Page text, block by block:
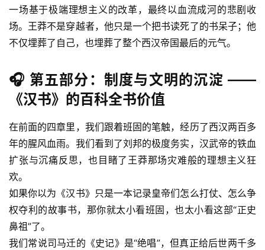
一场基于极端理想主义的改革，最终以血流成河的悲剧收
场。王莽不是穿越者，他只是一个把书读死了的书呆子；他
不仅埋葬了自己，也埋葬了整个西汉帝国最后的元气。
🎧 第五部分：制度与文明的沉淀 ——
《汉书》的百科全书价值
在前面的四章里，我们跟着班固的笔触，经历了西汉两百多
年的腥风血雨。我们看到了刘邦的极度务实，汉武帝的铁血
扩张与沉痛反思，也目睹了王莽那场灾难般的理想主义狂
欢。
如果你以为《汉书》只是一本记录皇帝们怎么打仗、怎么争
权夺利的故事书，那你就太小看班固，也太小看这部“正史
鼻祖”了。
我们常说司马迁的《史记》是“绝唱”，但真正给后世两千多